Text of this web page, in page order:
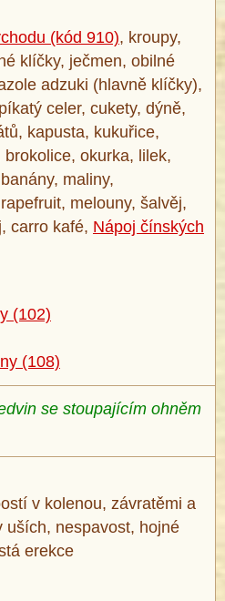
(kód 910), kroupy,
klíčky, ječmen, obilné
adzuki (hlavně klíčky),
celer, cukety, dýně,
kapusta, kukuřice,
okurka, lilek,
maliny,
melouny, šalvěj,
carro kafé, Nápoj čínských
(102)
(108)
se stoupajícím ohněm
v kolenou, závratěmi a
uších, nespavost, hojné
erekce